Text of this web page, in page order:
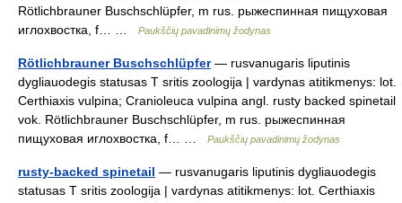
Rötlichbrauner Buschschlüpfer, m rus. рыжеспинная пищуховая
иглохвостка, f… …
Paukščių pavadinimų žodynas
Rötlichbrauner Buschschlüpfer— rusvanugaris liputinis
dygliauodegis statusas T sritis zoologija | vardynas atitikmenys: lot.
Certhiaxis vulpina; Cranioleuca vulpina angl. rusty backed spinetail
vok. Rötlichbrauner Buschschlüpfer, m rus. рыжеспинная
пищуховая иглохвостка, f… …
Paukščių pavadinimų žodynas
rusty-backed spinetail — rusvanugaris liputinis dygliauodegis
statusas T sritis zoologija | vardynas atitikmenys: lot. Certhiaxis